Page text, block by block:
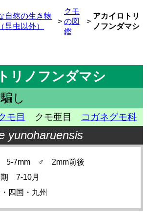
自然の生き物
昆虫以外）
>
クモ
の図
鑑
>
アカイロトリ
ノフンダマシ
リノフンダマシ
し
モ目 クモ亜目 コガネグモ科
yunoharuensis
7mm ♂ 2mm前後
期 7-10月
四国・九州